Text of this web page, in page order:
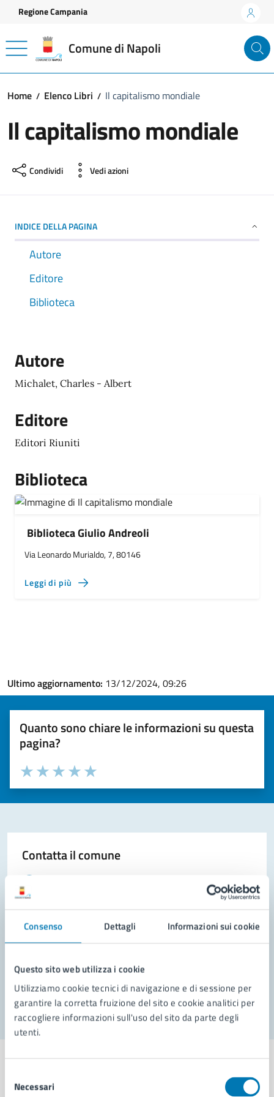
Consenso Dettagli Informazioni sui cookie
Questo sito web utilizza i cookie
Utilizziamo cookie tecnici di navigazione e di sessione per
garantire la corretta fruizione del sito e cookie analitici per
raccogliere informazioni sull'uso del sito da parte degli
utenti.
delNecessari
Vai ai contenuti
Vai al footer
Regione Campania
Comune di Napoli
Home Elenco Libri Il capitalismo mondiale
Il capitalismo mondiale
Condividi Vedi azioni
INDICE DELLA PAGINA
Autore
Editore
Biblioteca
Autore
Michalet, Charles - Albert
Editore
Editori Riuniti
Biblioteca
Biblioteca Giulio Andreoli
Via Leonardo Murialdo, 7, 80146
Leggi di più
Ultimo aggiornamento: 13/12/2024, 09:26
Quanto sono chiare le informazioni su questa
pagina?
Valuta la chiarezza delle informazioni (da 1 a 5 stelle)
Seleziona il numero di stelle per valutare la chiarezza delle
Valuta 5 stelle su 5
Valuta 4 stelle su 5
Valuta 3 stelle su 5
Valuta 2 stelle su 5
Valuta 1 stelle su 5
Contatta il comune
Prenota appuntamento
Problemi in città
Segnala disservizio